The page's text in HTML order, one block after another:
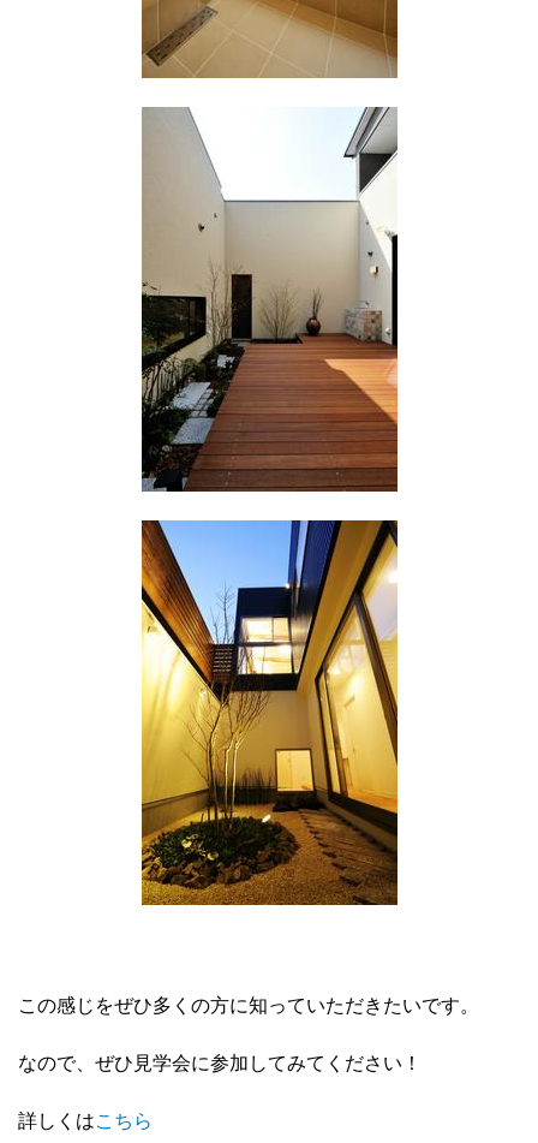
この感じをぜひ多くの方に知っていただきたいです。
なので、ぜひ見学会に参加してみてください！
詳しくはこちら